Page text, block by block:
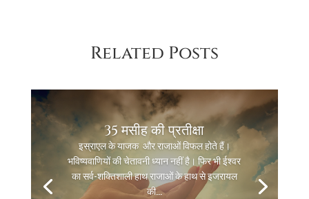
Related Posts
35 मसीह की प्रतीक्षा
इस्राएल के याजक और राजाओं विफल होते हैं।
भविष्यवाणियों की चेतावनी ध्यान नहीं है। फिर भी ईश्वर
का सर्व-शक्तिशाली हाथ राजाओं के हाथ से इजरायल
की...